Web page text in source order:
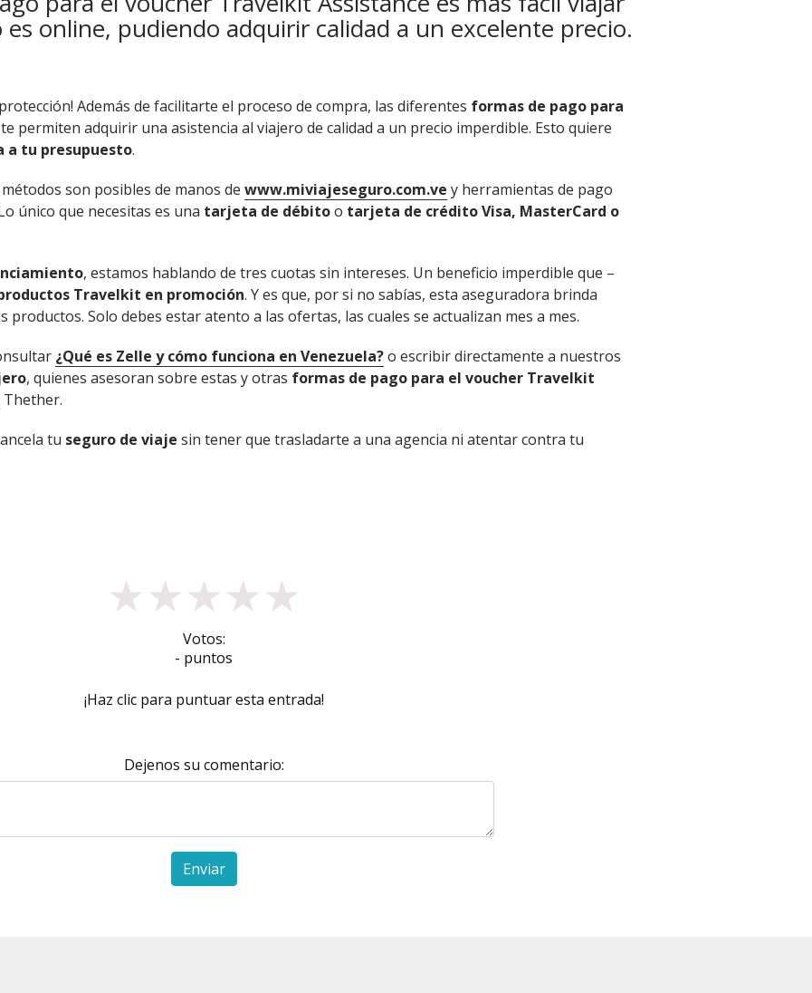
online, pudiendo adquirir calidad a un excelente precio.
Además de facilitarte el proceso de compra, las diferentes formas de pago para
te permiten adquirir una asistencia al viajero de calidad a un precio imperdible. Esto quiere
a tu presupuesto.
son posibles de manos de www.miviajeseguro.com.ve y herramientas de pago
único que necesitas es una tarjeta de débitoo tarjeta de crédito Visa, MasterCard o
, estamos hablando de tres cuotas sin intereses. Un beneficio imperdible que –
Travelkit en promoción. Y es que, por si no sabías, esta aseguradora brinda
productos. Solo debes estar atento a las ofertas, las cuales se actualizan mes a mes.
¿Qué es Zelle y cómo funciona en Venezuela?o escribir directamente a nuestros
, quienes asesoran sobre estas y otras formas de pago para el voucher Travelkit
tu seguro de viaje sin tener que trasladarte a una agencia ni atentar contra tu
★★★★★
Votos:
- puntos
¡Haz clic para puntuar esta entrada!
Dejenos su comentario:
Enviar